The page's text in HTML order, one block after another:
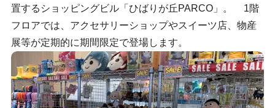
置するショッピングビル「ひばりが丘PARCO」。 1階
フロアでは、アクセサリーショップやスイーツ店、物産
展等が定期的に期間限定で登場します。